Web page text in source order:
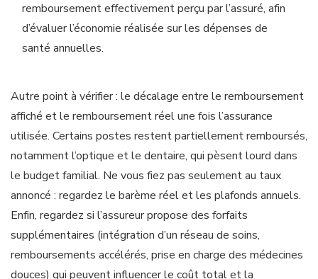
remboursement effectivement perçu par l’assuré, afin
d’évaluer l’économie réalisée sur les dépenses de
santé annuelles.
Autre point à vérifier : le décalage entre le remboursement
affiché et le remboursement réel une fois l’assurance
utilisée. Certains postes restent partiellement remboursés,
notamment l’optique et le dentaire, qui pèsent lourd dans
le budget familial. Ne vous fiez pas seulement au taux
annoncé : regardez le barème réel et les plafonds annuels.
Enfin, regardez si l’assureur propose des forfaits
supplémentaires (intégration d’un réseau de soins,
remboursements accélérés, prise en charge des médecines
douces) qui peuvent influencer le coût total et la